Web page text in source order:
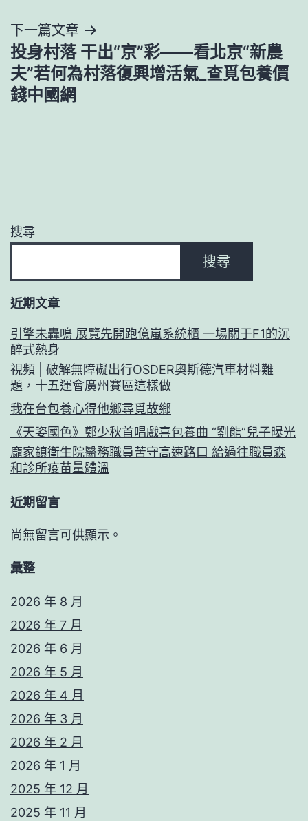
覽
下一篇文章
投身村落 干出“京”彩——看北京“新農
夫”若何為村落復興增活氣_查覓包養價
錢中國網
搜尋
搜尋
近期文章
引擎未轟鳴 展覽先開跑億嵐系統櫃 一場關于F1的沉
醉式熱身
視頻 | 破解無障礙出行OSDER奧斯德汽車材料難
題，十五運會廣州賽區這樣做
我在台包養心得他鄉尋覓故鄉
《天姿國色》鄭少秋首唱戲喜包養曲 “劉能”兒子曝光
龐家鎮衛生院醫務職員苦守高速路口 給過往職員森
和診所疫苗量體溫
近期留言
尚無留言可供顯示。
彙整
2026 年 8 月
2026 年 7 月
2026 年 6 月
2026 年 5 月
2026 年 4 月
2026 年 3 月
2026 年 2 月
2026 年 1 月
2025 年 12 月
2025 年 11 月